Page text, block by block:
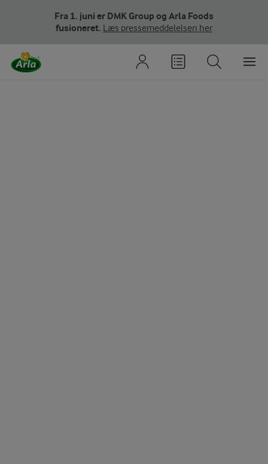
Fra 1. juni er DMK Group og Arla Foods
fusioneret. Læs pressemeddelelsen her